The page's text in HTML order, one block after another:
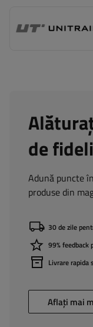
de
Adună puncte
produse din
30 de zile
99% feedback
Livrare rapida
Aflați mai